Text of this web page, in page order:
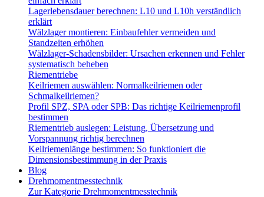
Lagerlebensdauer berechnen: L10 und L10h verständlich
erklärt
Wälzlager montieren: Einbaufehler vermeiden und
Standzeiten erhöhen
Wälzlager-Schadensbilder: Ursachen erkennen und Fehler
systematisch beheben
Riementriebe
Keilriemen auswählen: Normalkeilriemen oder
Schmalkeilriemen?
Profil SPZ, SPA oder SPB: Das richtige Keilriemenprofil
bestimmen
Riementrieb auslegen: Leistung, Übersetzung und
Vorspannung richtig berechnen
Keilriemenlänge bestimmen: So funktioniert die
Dimensionsbestimmung in der Praxis
Blog
Drehmomentmesstechnik
Zur Kategorie Drehmomentmesstechnik